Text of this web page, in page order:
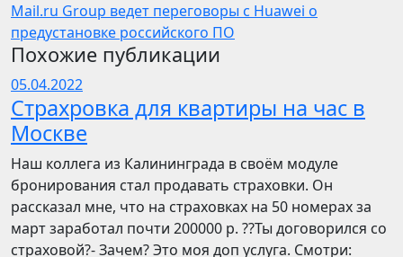
Mail.ru Group ведет переговоры с Huawei о
предустановке российского ПО
Похожие публикации
05.04.2022
Страхровка для квартиры на час в
Москве
Наш коллега из Калининграда в своём модуле
бронирования стал продавать страховки. Он
рассказал мне, что на страховках на 50 номерах за
март заработал почти 200000 р. ??Ты договорился со
страховой?- Зачем? Это моя доп услуга. Смотри: